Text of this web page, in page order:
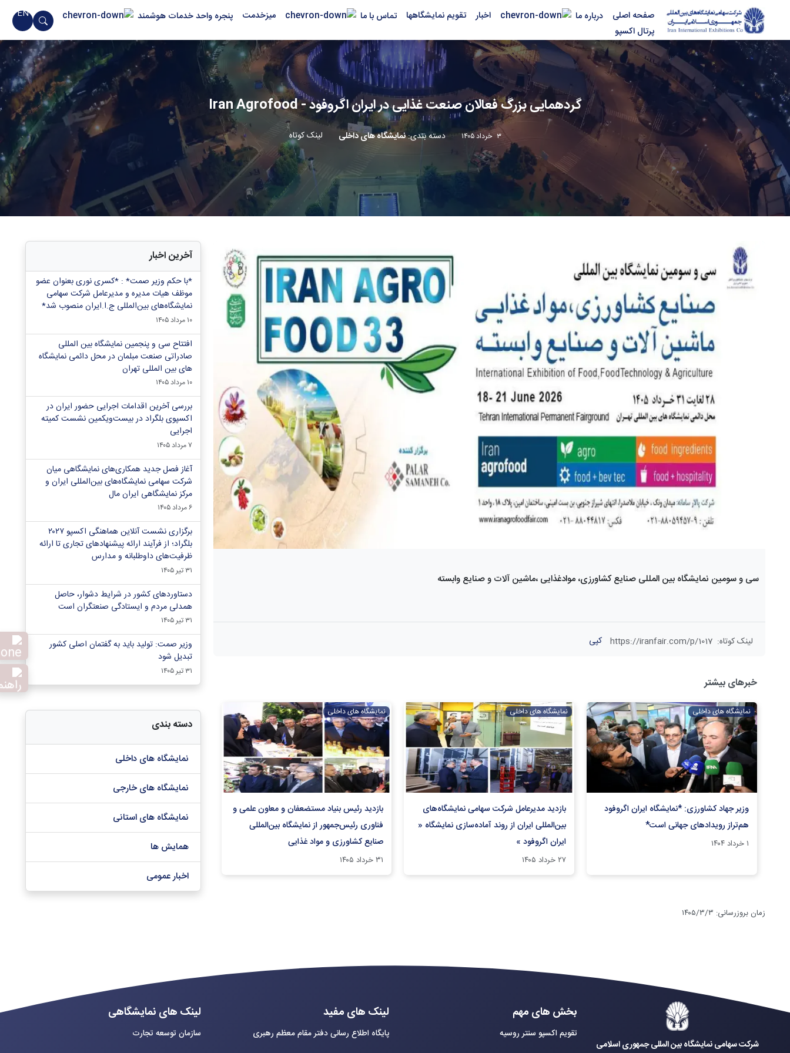
صفحه اصلی درباره ما اخبار تقویم نمایشگاهها تماس با ما میزخدمت
پنجره واحد خدمات هوشمند
پرتال اکسپو
EN
گردهمایی بزرگ فعالان صنعت غذایی در ایران اگروفود - Iran Agrofood
۳ خرداد ۱۴۰۵ دسته بندی:نمایشگاه های داخلی لینک کوتاه
سی و سومین نمایشگاه بین المللی صنایع کشاورزی، موادغذایی ،ماشین آلات و صنایع وابسته
لینک کوتاه:
https://iranfair.com/p/1017 کپی
خبرهای بیشتر
نمایشگاه های داخلی
وزیر جهاد کشاورزی: *نمایشگاه ایران اگروفود
هم‌تراز رویدادهای جهانی است*
۱ خرداد ۱۴۰۴
نمایشگاه های داخلی
بازدید مدیرعامل شرکت سهامی نمایشگاه‌های
بین‌المللی ایران از روند آماده‌سازی نمایشگاه «
ایران اگروفود »
۲۷ خرداد ۱۴۰۵
نمایشگاه های داخلی
بازدید رئیس بنیاد مستضعفان و معاون علمی و
فناوری رئیس‌جمهور از نمایشگاه بین‌المللی
صنایع کشاورزی و مواد غذایی
۳۱ خرداد ۱۴۰۵
آخرین اخبار
*با حکم وزیر صمت* : *کسری نوری بعنوان عضو
موظف هیات مدیره و مدیرعامل شرکت سهامی
نمایشگاه‌های بین‌المللی ج.ا.ایران منصوب شد*
۱۰ مرداد ۱۴۰۵
افتتاح سی و پنجمین نمایشگاه بین المللی
صادراتی صنعت مبلمان در محل دائمی نمایشگاه
های بین المللی تهران
۱۰ مرداد ۱۴۰۵
بررسی آخرین اقدامات اجرایی حضور ایران در
اکسپوی بلگراد در بیست‌ویکمین نشست کمیته
اجرایی
۷ مرداد ۱۴۰۵
آغاز فصل جدید همکاری‌های نمایشگاهی میان
شرکت سهامی نمایشگاه‌های بین‌المللی ایران و
مرکز نمایشگاهی ایران‌ مال
۶ مرداد ۱۴۰۵
برگزاری نشست آنلاین هماهنگی اکسپو ۲۰۲۷
بلگراد؛ از فرآیند ارائه پیشنهادهای تجاری تا ارائه
ظرفیت‌های داوطلبانه و مدارس
۳۱ تیر ۱۴۰۵
دستاوردهای کشور در شرایط دشوار، حاصل
همدلی مردم و ایستادگی صنعتگران است
۳۱ تیر ۱۴۰۵
وزیر صمت: تولید باید به گفتمان اصلی کشور
تبدیل شود
۳۱ تیر ۱۴۰۵
دسته بندی
نمایشگاه های داخلی
نمایشگاه های خارجی
نمایشگاه های استانی
همایش ها
اخبار عمومی
زمان بروزرسانی: ۱۴۰۵/۳/۳
شرکت سهامی نمایشگاه بین المللی جمهوری اسلامی
بخش های مهم
تقویم اکسپو سنتر روسیه
لینک های مفید
پایگاه اطلاع رسانی دفتر مقام معظم رهبری
لینک های نمایشگاهی
سازمان توسعه تجارت